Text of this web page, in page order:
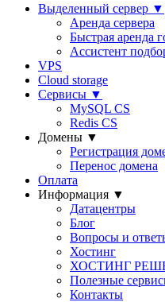
Выделенный сервер ▼
Аренда сервера
Быстрая аренда
Ассистент
VPS
Cloud storage
Сервисы ▼
MySQL CS
Redis CS
Домены ▼
Регистрация
Перенос домена
Оплата
Информация ▼
Датацентры
Блог
Вопросы и
Хостинг
ХОСТИНГ
Полезные
Контакты